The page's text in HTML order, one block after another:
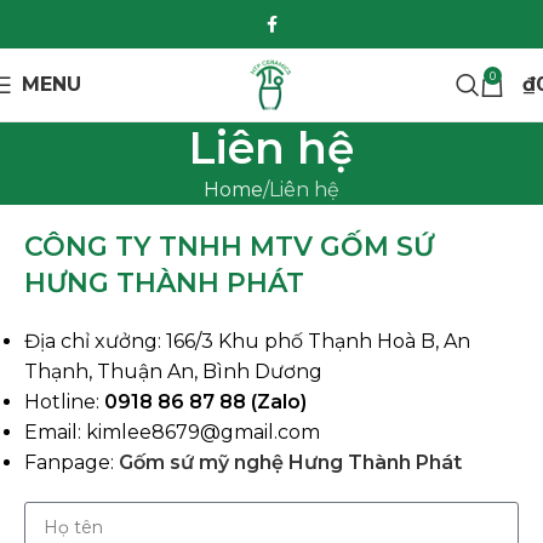
MENU 0 ₫
Liên hệ
Home Liên hệ
CÔNG TY TNHH MTV GỐM SỨ
HƯNG THÀNH PHÁT
Địa chỉ xưởng: 166/3 Khu phố Thạnh Hoà B, An
Thạnh, Thuận An, Bình Dương
Hotline: 0918 86 87 88 (Zalo)
Email: kimlee8679@gmail.com
Fanpage: Gốm sứ mỹ nghệ Hưng Thành Phát